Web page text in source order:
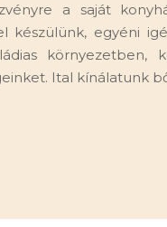
a saját
készülünk, egyéni
környezetben,
Ital kínálatunk